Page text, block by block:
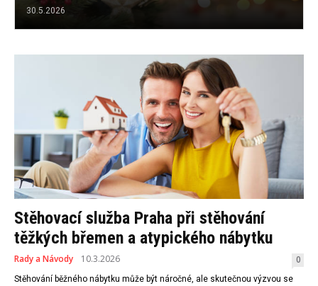
30.5.2026
Stěhovací služba Praha při stěhování
těžkých břemen a atypického nábytku
Rady a Návody 10.3.2026 0
Stěhování běžného nábytku může být náročné, ale skutečnou výzvou se